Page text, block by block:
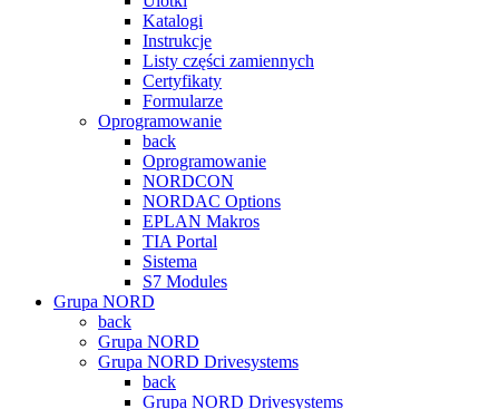
Katalogi
Instrukcje
Listy części zamiennych
Certyfikaty
Formularze
Oprogramowanie
back
Oprogramowanie
NORDCON
NORDAC Options
EPLAN Makros
TIA Portal
Sistema
S7 Modules
Grupa NORD
back
Grupa NORD
Grupa NORD Drivesystems
back
Grupa NORD Drivesystems